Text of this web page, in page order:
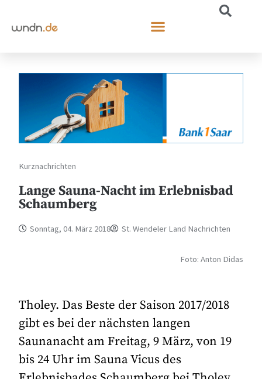
Kurznachrichten
Lange Sauna-Nacht im Erlebnisbad
Schaumberg
Sonntag, 04. März 2018 St. Wendeler Land Nachrichten
Foto: Anton Didas
Tholey. Das Beste der Saison 2017/2018
gibt es bei der nächsten langen
Saunanacht am Freitag, 9 März, von 19
bis 24 Uhr im Sauna Vicus des